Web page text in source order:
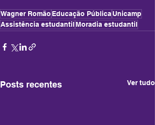
Wagner Romão Educação Pública Unicamp
Assistência estudantil Moradia estudantil
Posts recentes Ver tudo